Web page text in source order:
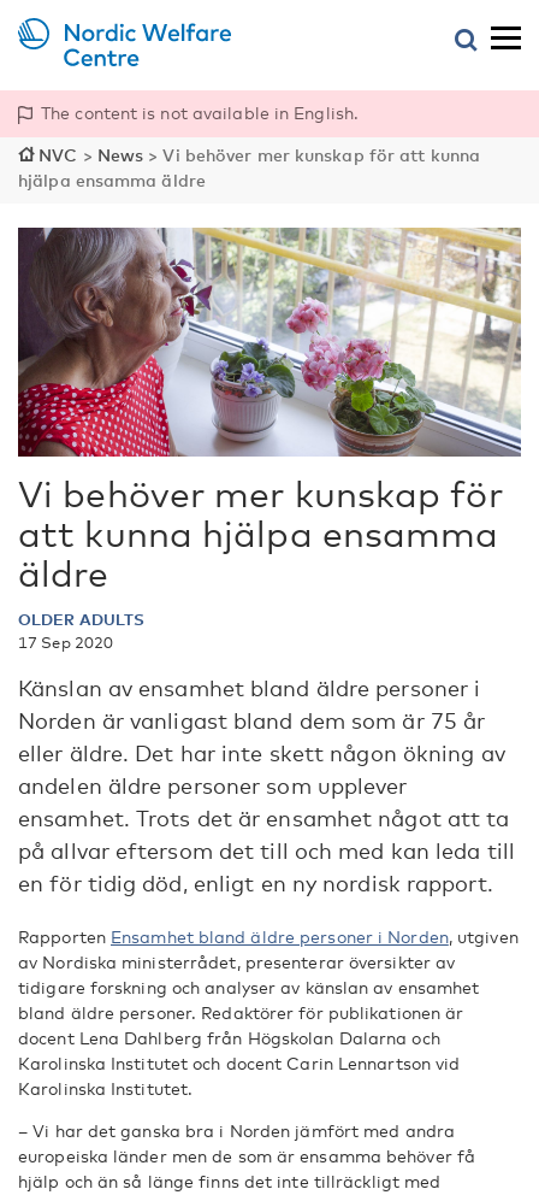
The content is not available in English.
NVC > News >Vi behöver mer kunskap för att kunna
hjälpa ensamma äldre
Vi behöver mer kunskap för
att kunna hjälpa ensamma
äldre
OLDER ADULTS
17 Sep 2020
Känslan av ensamhet bland äldre personer i
Norden är vanligast bland dem som är 75 år
eller äldre. Det har inte skett någon ökning av
andelen äldre personer som upplever
ensamhet. Trots det är ensamhet något att ta
på allvar eftersom det till och med kan leda till
en för tidig död, enligt en ny nordisk rapport.
Rapporten Ensamhet bland äldre personer i Norden, utgiven
av Nordiska ministerrådet, presenterar översikter av
tidigare forskning och analyser av känslan av ensamhet
bland äldre personer. Redaktörer för publikationen är
docent Lena Dahlberg från Högskolan Dalarna och
Karolinska Institutet och docent Carin Lennartson vid
Karolinska Institutet.
– Vi har det ganska bra i Norden jämfört med andra
europeiska länder men de som är ensamma behöver få
hjälp och än så länge finns det inte tillräckligt med